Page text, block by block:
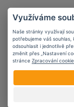
27
Využíváme
Naše stránky využívají
potřebujeme váš souhlas,
odsouhlasit i jednotlivě
změnit přes „Nastavení
stránce Zpracování